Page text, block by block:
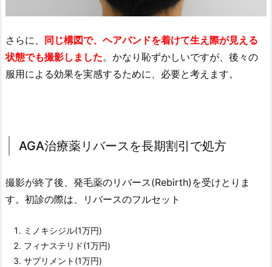
さらに、
同じ構図で、ヘアバンドを着けて生え際が見える
状態でも撮影しました。かなり恥ずかしいですが、後々の
服用による効果を実感するために、必要と考えます。
AGA治療薬リバースを長期割引で処方
撮影が終了後、発毛薬のリバース(Rebirth)を受けとりま
す。初診の際は、リバースのフルセット
ミノキシジル(1万円)
フィナステリド(1万円)
サプリメント(1万円)